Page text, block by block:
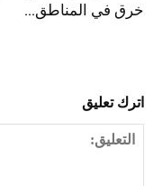
خرق في المناطق...
اترك تعليق